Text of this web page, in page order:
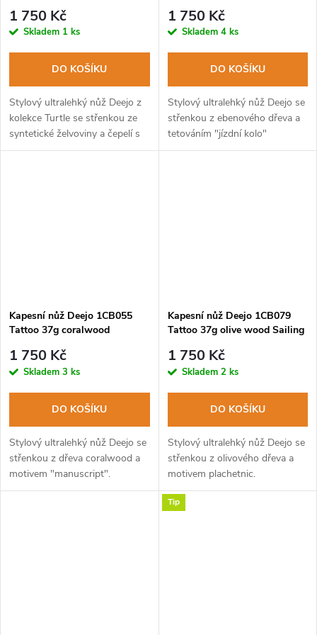
1 750 Kč
Skladem 1 ks
DO KOŠÍKU
Stylový ultralehký nůž Deejo z
kolekce Turtle se střenkou ze
syntetické želvoviny a čepelí s
vysokým leskem a tetovnáním
1 750 Kč
Skladem 4 ks
DO KOŠÍKU
Stylový ultralehký nůž Deejo se
střenkou z ebenového dřeva a
tetováním "jízdní kolo"
Kapesní nůž Deejo 1CB055
Tattoo 37g coralwood
1 750 Kč
Skladem 3 ks
DO KOŠÍKU
Stylový ultralehký nůž Deejo se
střenkou z dřeva coralwood a
motivem "manuscript".
Kapesní nůž Deejo 1CB079
Tattoo 37g olive wood Sailing
1 750 Kč
Skladem 2 ks
DO KOŠÍKU
Stylový ultralehký nůž Deejo se
střenkou z olivového dřeva a
motivem plachetnic.
Tip